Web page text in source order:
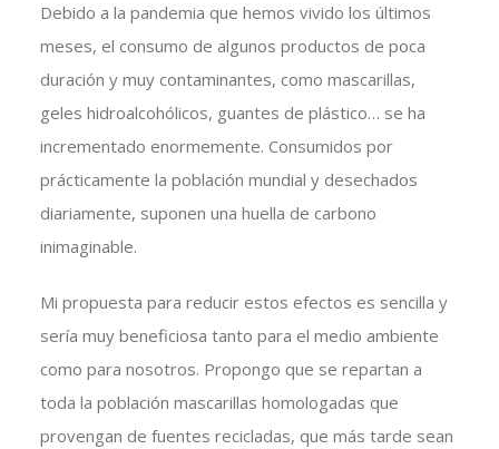
Debido a la pandemia que hemos vivido los últimos
meses, el consumo de algunos productos de poca
duración y muy contaminantes, como mascarillas,
geles hidroalcohólicos, guantes de plástico… se ha
incrementado enormemente. Consumidos por
prácticamente la población mundial y desechados
diariamente, suponen una huella de carbono
inimaginable.
Mi propuesta para reducir estos efectos es sencilla y
sería muy beneficiosa tanto para el medio ambiente
como para nosotros. Propongo que se repartan a
toda la población mascarillas homologadas que
provengan de fuentes recicladas, que más tarde sean